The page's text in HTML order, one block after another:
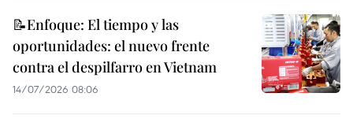
📝Enfoque: El tiempo y las
oportunidades: el nuevo frente
contra el despilfarro en Vietnam
14/07/2026 08:06